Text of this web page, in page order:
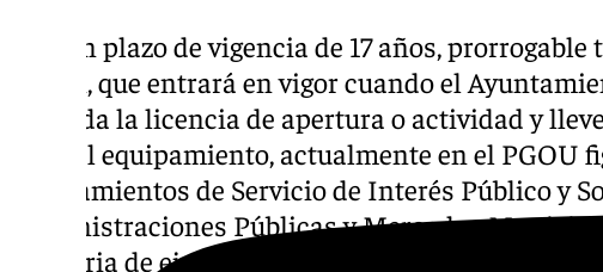
Con un plazo de vigencia de 17 años,
cesión, que entrará en vigor cuando el
conceda la licencia de apertura o actividad y
uso del equipamiento, actualmente en el PGOU
equipamientos de Servicio de Interés Público y
Administraciones Públicas y Mercados
memoria de ejecución una inversión de 2.285.057